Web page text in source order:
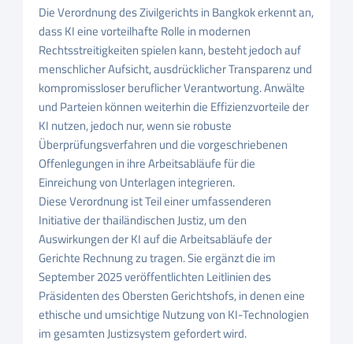
Die Verordnung des Zivilgerichts in Bangkok erkennt an,
dass KI eine vorteilhafte Rolle in modernen
Rechtsstreitigkeiten spielen kann, besteht jedoch auf
menschlicher Aufsicht, ausdrücklicher Transparenz und
kompromissloser beruflicher Verantwortung. Anwälte
und Parteien können weiterhin die Effizienzvorteile der
KI nutzen, jedoch nur, wenn sie robuste
Überprüfungsverfahren und die vorgeschriebenen
Offenlegungen in ihre Arbeitsabläufe für die
Einreichung von Unterlagen integrieren.
Diese Verordnung ist Teil einer umfassenderen
Initiative der thailändischen Justiz, um den
Auswirkungen der KI auf die Arbeitsabläufe der
Gerichte Rechnung zu tragen. Sie ergänzt die im
September 2025 veröffentlichten Leitlinien des
Präsidenten des Obersten Gerichtshofs, in denen eine
ethische und umsichtige Nutzung von KI-Technologien
im gesamten Justizsystem gefordert wird.